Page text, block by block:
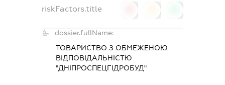
riskFactors.title
dossier.fullName:
ТОВАРИСТВО З ОБМЕЖЕНОЮ
ВІДПОВІДАЛЬНІСТЮ
"ДНІПРОСПЕЦГІДРОБУД"